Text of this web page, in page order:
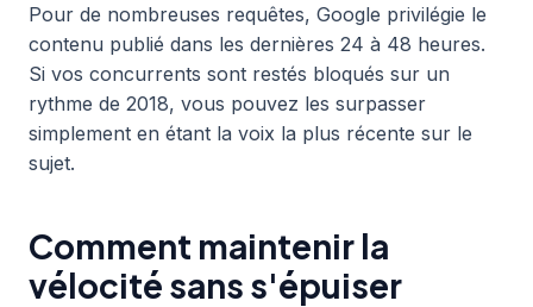
Pour de nombreuses requêtes, Google privilégie le
contenu publié dans les dernières 24 à 48 heures.
Si vos concurrents sont restés bloqués sur un
rythme de 2018, vous pouvez les surpasser
simplement en étant la voix la plus récente sur le
sujet.
Comment maintenir la
vélocité sans s'épuiser